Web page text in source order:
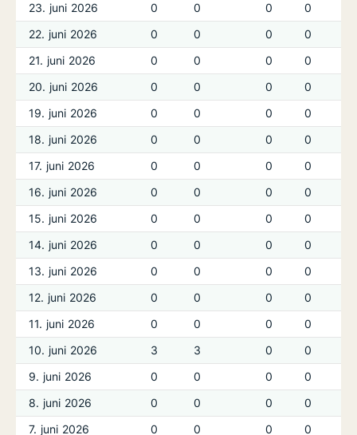
23. juni 2026 0 0 0
0
22. juni 2026
0 0 0
0
21. juni 2026
0 0 0
0
20. juni 2026
0 0 0
0
19. juni 2026
0 0 0
0
18. juni 2026
0 0 0
0
17. juni 2026
0 0 0
0
16. juni 2026
0 0 0
0
15. juni 2026
0 0 0
0
14. juni 2026
0 0 0
0
13. juni 2026
0 0 0
0
12. juni 2026
0 0 0
0
11. juni 2026
0 0 0
0
10. juni 2026
3 3 0
0
9. juni 2026
0 0 0
0
8. juni 2026
0 0 0
0
7. juni 2026
0 0 0
0